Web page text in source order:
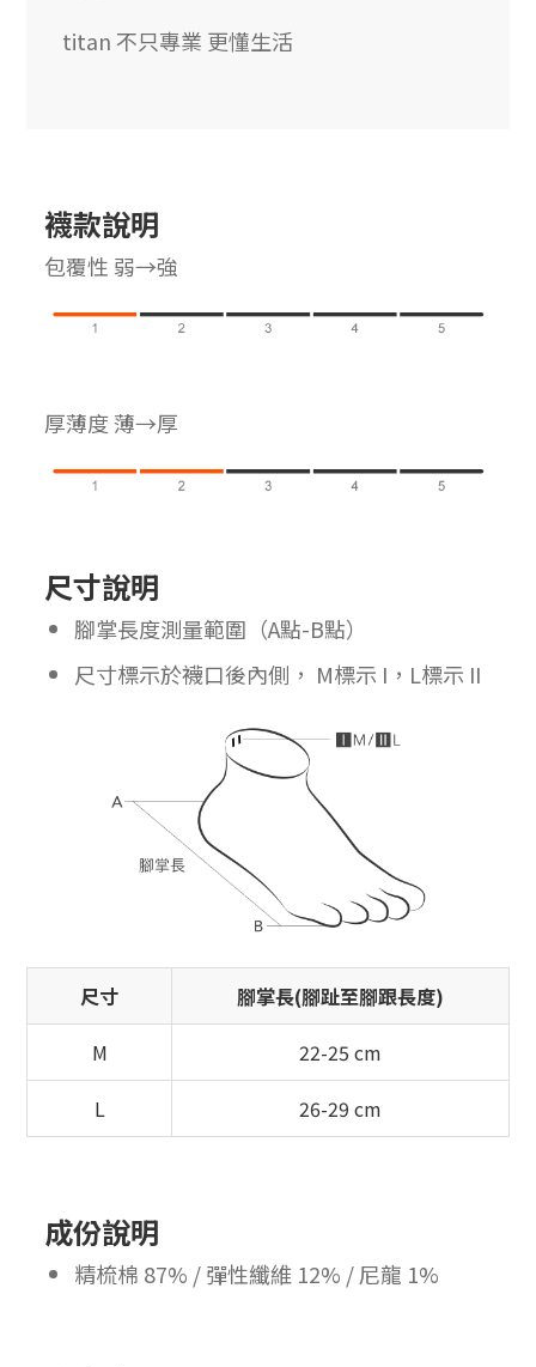
titan 不只專業 更懂生活
襪款說明
包覆性 弱→強
厚薄度 薄→厚
尺寸說明
腳掌長度測量範圍（A點-B點）
尺寸標示於襪口後內側， M標示 I，L標示 II
尺寸
腳掌長(腳趾至腳跟長度)
M
22-25 cm
L
26-29 cm
成份說明
精梳棉 87% / 彈性纖維 12% / 尼龍 1%